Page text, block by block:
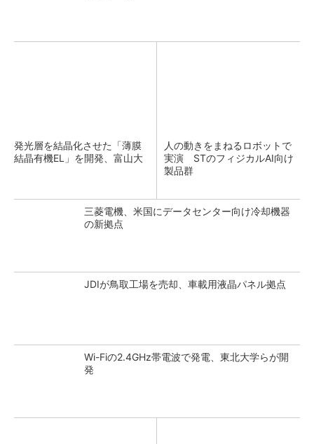
発光層を結晶化させた「薄膜
結晶有機EL」を開発、富山大
人の動きをまねるロボットで
実演 STのフィジカルAI向け
製品群
三菱電機、米国にデータセンター向け冷却機器
の新拠点
JDIが鳥取工場を売却、車載用液晶パネル拠点
Wi-Fiの2.4GHz帯電波で発電、東北大学らが開
発